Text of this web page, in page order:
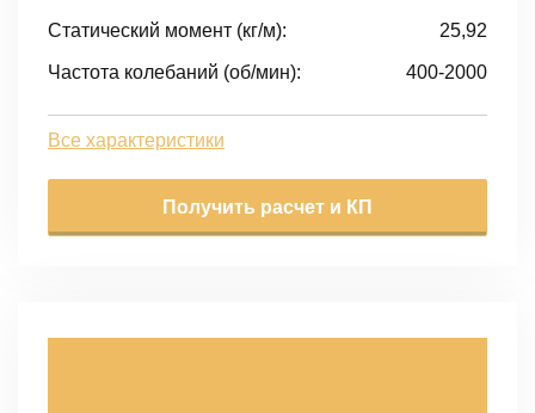
Статический момент (кг/м): 25,92
Частота колебаний (об/мин): 400-2000
Все характеристики
Получить расчет и КП